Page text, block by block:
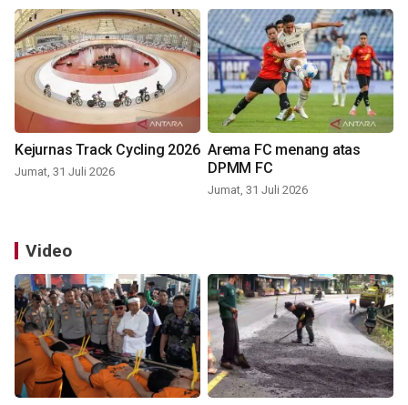
Kejurnas Track Cycling 2026
Jumat, 31 Juli 2026
Arema FC menang atas
DPMM FC
Jumat, 31 Juli 2026
Video